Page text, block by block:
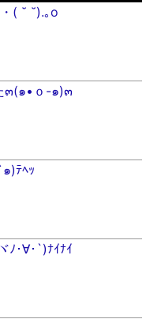
( ˘ ˘).｡o
๓(๑•ｏ-๑)๓
)ﾃﾍｯ
ﾉ･∀･`)ﾅｲﾅｲ